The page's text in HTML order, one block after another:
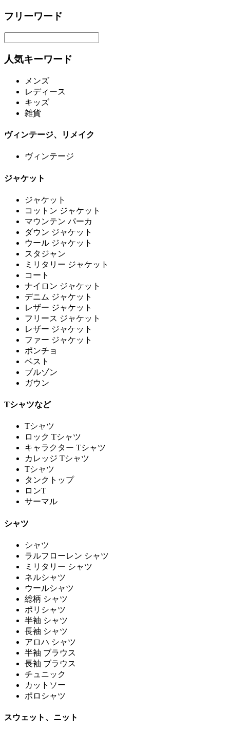
フリーワード
人気キーワード
メンズ
レディース
キッズ
雑貨
ヴィンテージ、リメイク
ヴィンテージ
ジャケット
ジャケット
コットン ジャケット
マウンテン パーカ
ダウン ジャケット
ウール ジャケット
スタジャン
ミリタリー ジャケット
コート
ナイロン ジャケット
デニム ジャケット
レザー ジャケット
フリース ジャケット
レザー ジャケット
ファー ジャケット
ポンチョ
ベスト
ブルゾン
ガウン
Tシャツなど
Tシャツ
ロック Tシャツ
キャラクター Tシャツ
カレッジ Tシャツ
Tシャツ
タンクトップ
ロンT
サーマル
シャツ
シャツ
ラルフローレン シャツ
ミリタリー シャツ
ネルシャツ
ウールシャツ
総柄 シャツ
ポリシャツ
半袖 シャツ
長袖 シャツ
アロハ シャツ
半袖 ブラウス
長袖 ブラウス
チュニック
カットソー
ポロシャツ
スウェット、ニット